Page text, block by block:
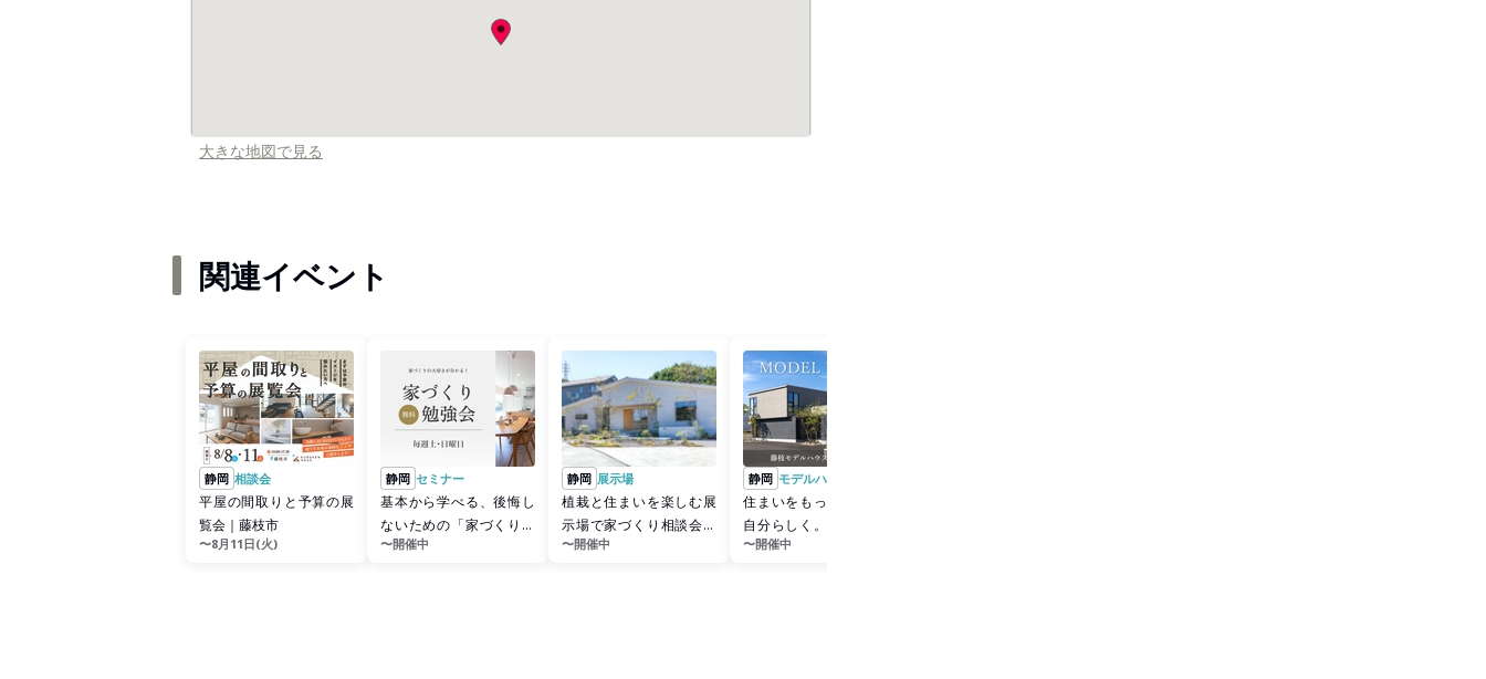
大きな地図で見る
関連イベント
静岡 相談会
平屋の間取りと予算の展
覧会｜藤枝市
〜8月11日(火)
静岡 セミナー
基本から学べる、後悔し
ないための「家づくり無
料勉強会」
〜開催中
静岡 展示場
植栽と住まいを楽しむ展
示場で家づくり相談会｜
牧之原市
〜開催中
静岡 モデルハウス
住まいをもっと自由に、
自分らしく。藤枝モデル
ハウス公開中【予約制】
〜開催中